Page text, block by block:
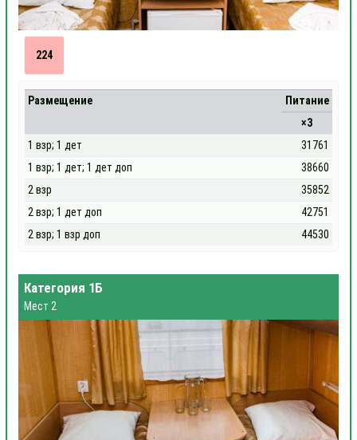
224
Размещение
Питание
×3
1 взр; 1 дет
31761
1 взр; 1 дет; 1 дет доп
38660
2 взр
35852
2 взр; 1 дет доп
42751
2 взр; 1 взр доп
44530
Категория 1Б
Мест 2